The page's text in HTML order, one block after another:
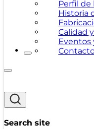
Perfil de
Historia
Calidad
Eventos
Search site